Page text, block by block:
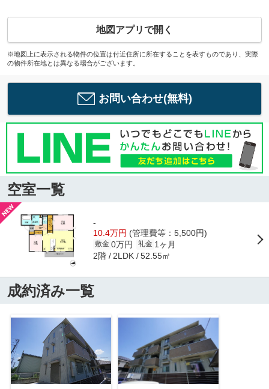
地図アプリで開く
※地図上に表示される物件の位置は付近住所に所在することを表すものであり、実際
の物件所在地とは異なる場合がございます。
お問い合わせ(無料)
空室一覧
-
10.4万円 (管理費等：5,500円)
敷金 0万円 礼金 1ヶ月
2階 2LDK 52.55㎡
成約済み一覧